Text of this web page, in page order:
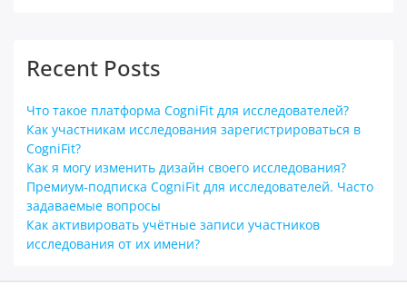
Recent Posts
Что такое платформа CogniFit для исследователей?
Как участникам исследования зарегистрироваться в
CogniFit?
Как я могу изменить дизайн своего исследования?
Премиум-подписка CogniFit для исследователей. Часто
задаваемые вопросы
Как активировать учётные записи участников
исследования от их имени?